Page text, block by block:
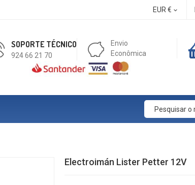
EUR € 
SOPORTE TÉCNICO
924 66 21 70
Envio
Econômica
Electroimán Lister Petter 12V